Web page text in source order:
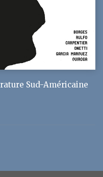
Sud-Américaine